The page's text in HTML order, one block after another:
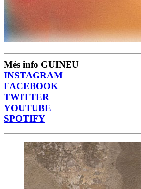
Més info GUINEU
INSTAGRAM
FACEBOOK
TWITTER
YOUTUBE
SPOTIFY